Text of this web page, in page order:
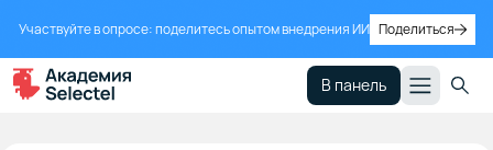
Участвуйте в опросе: поделитесь опытом внедрения ИИ Поделиться
В панель